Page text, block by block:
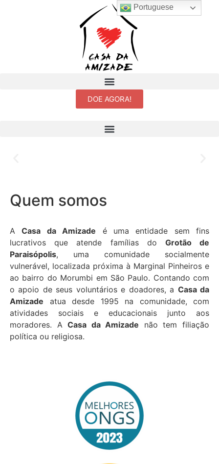
DOE AGORA!
Saiba mais...
Quem somos
ACasa da Amizade é uma entidade sem fins
lucrativos que atende famílias do Grotão de
Paraisópolis, uma comunidade socialmente
vulnerável, localizada próxima à Marginal Pinheiros e
ao bairro do Morumbi em São Paulo. Contando com
o apoio de seus voluntários e doadores, a Casa da
Amizade atua desde 1995 na comunidade, com
atividades sociais e educacionais junto aos
moradores. ACasa da Amizade não tem filiação
política ou religiosa.
Portuguese